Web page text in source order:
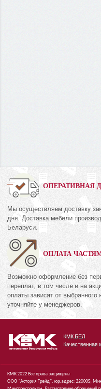
ОПЕРАТИВНАЯ
Мы осуществляем доставку
дня. Доставка мебели
Беларуси.
ОПЛАТА
Возможно оформление без
переплат, в том числе и на
оплаты зависят от
уточняйте у менеджеров.
01
руб. 672
КМК.БЕЛ
Качественная
КМК 2022 Все права защищены
ООО "Астория Трейд", юр.адрес: 220005,